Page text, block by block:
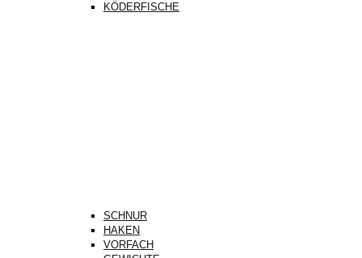
KÖDERFISCHE
SCHNUR
HAKEN
VORFACH